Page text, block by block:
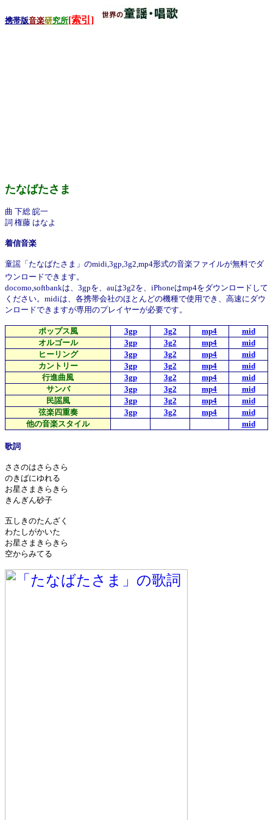
携帯版音楽研究所[索引]
たなばたさま
曲 下総 皖一
詞 権藤 はなよ
着信音楽
童謡「たなばたさま」のmidi,3gp,3g2,mp4形式の音楽ファイルが無料でダ
ウンロードできます。
docomo,softbankは、3gpを、auは3g2を、iPhoneはmp4をダウンロードして
ください。midiは、各携帯会社のほとんどの機種で使用でき、高速にダウ
ンロードできますが専用のプレイヤーが必要です。
ポップス風 3gp 3g2 mp4
mid
オルゴール
3gp 3g2 mp4
mid
ヒーリング
3gp 3g2 mp4
mid
カントリー
3gp 3g2 mp4
mid
行進曲風
3gp 3g2 mp4
mid
サンバ
3gp 3g2 mp4
mid
民謡風
3gp 3g2 mp4
mid
弦楽四重奏
3gp 3g2 mp4
mid
他の音楽スタイル
mid
歌詞
ささのはさらさら
のきばにゆれる
お星さまきらきら
きんぎん砂子
五しきのたんざく
わたしがかいた
お星さまきらきら
空からみてる